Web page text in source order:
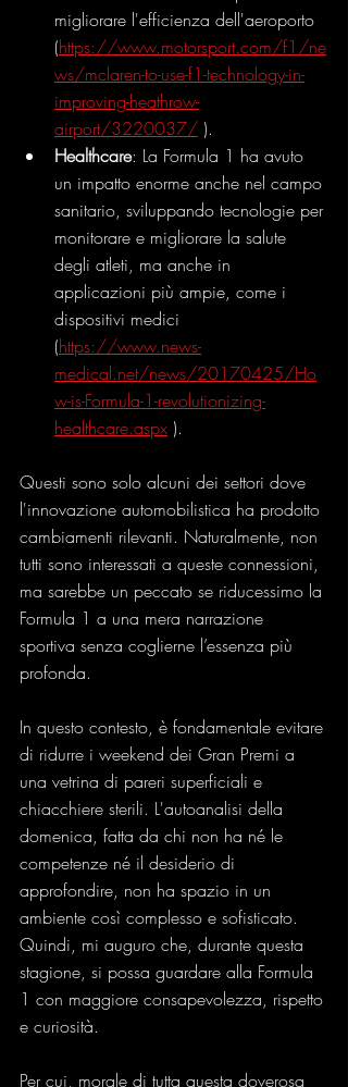
migliorare l'efficienza dell'aeroporto
(https://www.motorsport.com/f1/ne
ws/mclaren-to-use-f1-technology-in-
improving-heathrow-
airport/3220037/ ).
Healthcare: La Formula 1 ha avuto
un impatto enorme anche nel campo
sanitario, sviluppando tecnologie per
monitorare e migliorare la salute
degli atleti, ma anche in
applicazioni più ampie, come i
dispositivi medici
(https://www.news-
medical.net/news/20170425/Ho
w-is-Formula-1-revolutionizing-
healthcare.aspx ).
Questi sono solo alcuni dei settori dove
l'innovazione automobilistica ha prodotto
cambiamenti rilevanti. Naturalmente, non
tutti sono interessati a queste connessioni,
ma sarebbe un peccato se riducessimo la
Formula 1 a una mera narrazione
sportiva senza coglierne l’essenza più
profonda.
In questo contesto, è fondamentale evitare
di ridurre i weekend dei Gran Premi a
una vetrina di pareri superficiali e
chiacchiere sterili. L'autoanalisi della
domenica, fatta da chi non ha né le
competenze né il desiderio di
approfondire, non ha spazio in un
ambiente così complesso e sofisticato.
Quindi, mi auguro che, durante questa
stagione, si possa guardare alla Formula
1 con maggiore consapevolezza, rispetto
e curiosità.
Per cui, morale di tutta questa doverosa